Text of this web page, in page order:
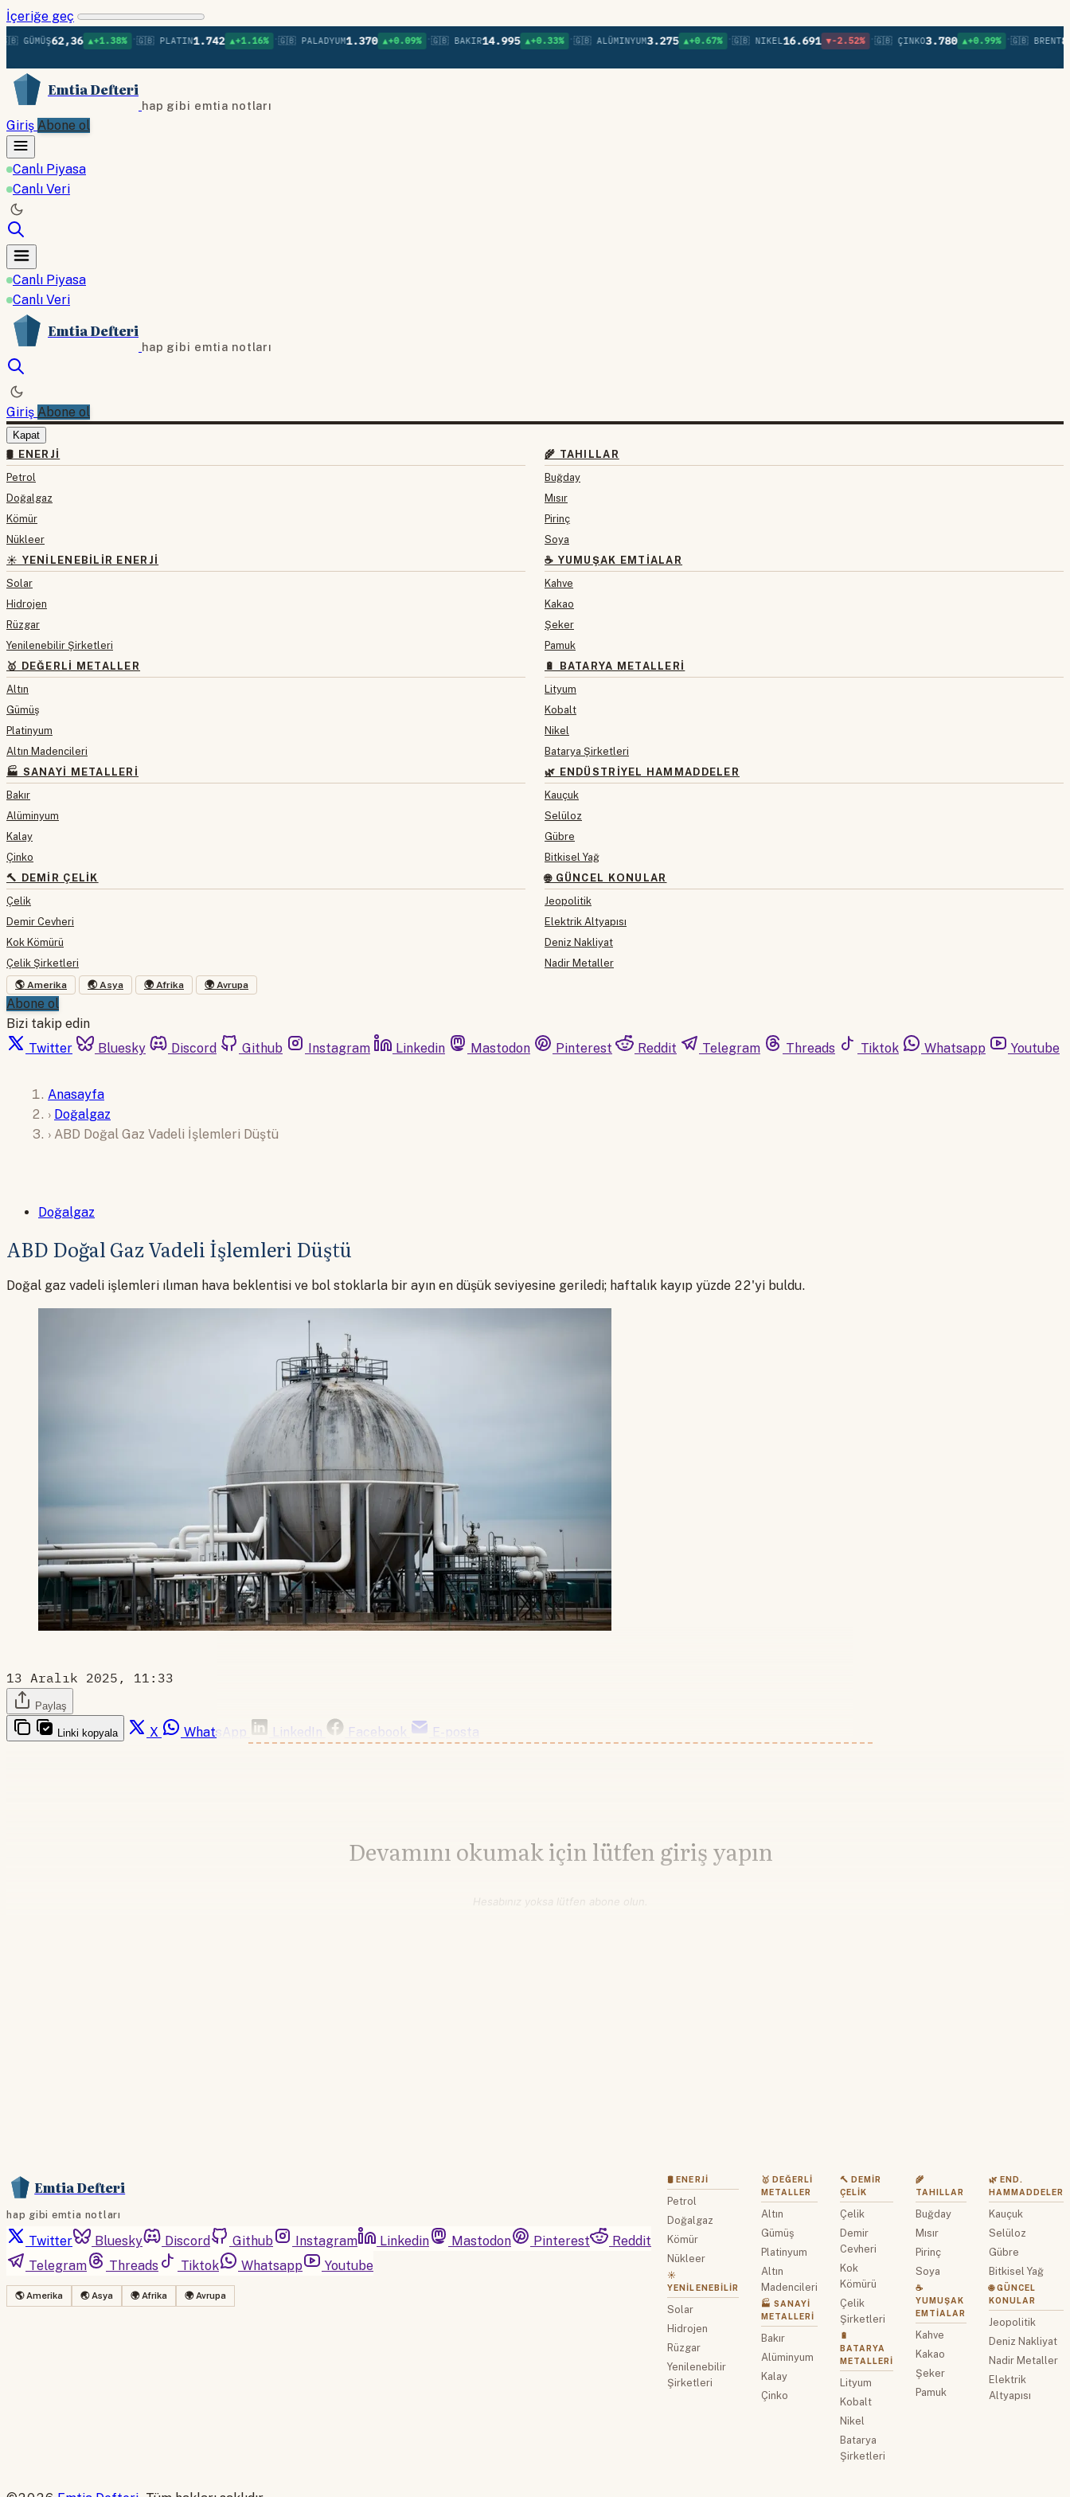
İçeriğe geç
62,36 ▲+1.38% •🇬🇧 PLATIN1.742 ▲+1.16% •🇬🇧 PALADYUM1.370 ▲+0.09% •🇬🇧 BAKIR14.995 ▲+0.33% •🇬🇧 ALÜMINYUM3.275 ▲+0.67% •🇬🇧 NIKEL16.691 ▼-2.52% •🇬🇧 ÇINKO3.780 ▲+0.99% •🇬🇧 BRENT
Emtia Defteri
hap gibi emtia notları
Giriş Abone ol
Canlı Piyasa
Canlı Veri
Canlı Piyasa
Canlı Veri
Emtia Defteri
hap gibi emtia notları
Giriş Abone ol
Kapat
🛢 ENERJI
Petrol
Doğalgaz
Kömür
Nükleer
☀️ YENILENEBILIR ENERJI
Solar
Hidrojen
Rüzgar
Yenilenebilir Şirketleri
🥇 DEĞERLI METALLER
Altın
Gümüş
Platinyum
Altın Madencileri
🏭 SANAYI METALLERI
Bakır
Alüminyum
Kalay
Çinko
🔨 DEMIR ÇELIK
Çelik
Demir Cevheri
Kok Kömürü
Çelik Şirketleri
🌾 TAHILLAR
Buğday
Mısır
Pirinç
Soya
☕ YUMUŞAK EMTIALAR
Kahve
Kakao
Şeker
Pamuk
🔋 BATARYA METALLERI
Lityum
Kobalt
Nikel
Batarya Şirketleri
🌿 ENDÜSTRIYEL HAMMADDELER
Kauçuk
Selüloz
Gübre
Bitkisel Yağ
🌐 GÜNCEL KONULAR
Jeopolitik
Elektrik Altyapısı
Deniz Nakliyat
Nadir Metaller
🌎 Amerika 🌏 Asya 🌍 Afrika 🌍 Avrupa
Abone ol
Bizi takip edin
Twitter
Bluesky Discord Github Instagram Linkedin Mastodon Pinterest Reddit Telegram Threads Tiktok Whatsapp Youtube
Anasayfa
› Doğalgaz
› ABD Doğal Gaz Vadeli İşlemleri Düştü
Doğalgaz
ABD Doğal Gaz Vadeli İşlemleri Düştü
Doğal gaz vadeli işlemleri ılıman hava beklentisi ve bol stoklarla bir ayın en düşük seviyesine geriledi; haftalık kayıp yüzde 22'yi buldu.
13 Aralık 2025, 11:33
Paylaş
Linki kopyala X WhatsApp LinkedIn Facebook E-posta
Devamını okumak için lütfen giriş yapın
Hesabınız yoksa lütfen abone olun.
Emtia Defteri
hap gibi emtia notları
Twitter Bluesky Discord Github Instagram Linkedin Mastodon Pinterest
Reddit
Telegram
Threads Tiktok Whatsapp Youtube
🌎 Amerika 🌏 Asya 🌍 Afrika 🌍 Avrupa
🛢 ENERJI
Petrol
Doğalgaz
Kömür
Nükleer
☀️
YENILENEBILIR
Solar
Hidrojen
Rüzgar
Yenilenebilir
Şirketleri
🥇 DEĞERLI
METALLER
Altın
Gümüş
Platinyum
Altın
Madencileri
🏭 SANAYI
METALLERI
Bakır
Alüminyum
Kalay
Çinko
🔨 DEMIR
ÇELIK
Çelik
Demir
Cevheri
Kok
Kömürü
Çelik
Şirketleri
🔋
BATARYA
METALLERI
Lityum
Kobalt
Nikel
Batarya
Şirketleri
🌾
TAHILLAR
Buğday
Mısır
Pirinç
Soya
☕
YUMUŞAK
EMTIALAR
Kahve
Kakao
Şeker
Pamuk
🌿 END.
HAMMADDELER
Kauçuk
Selüloz
Gübre
Bitkisel Yağ
🌐 GÜNCEL
KONULAR
Jeopolitik
Deniz Nakliyat
Nadir Metaller
Elektrik
Altyapısı